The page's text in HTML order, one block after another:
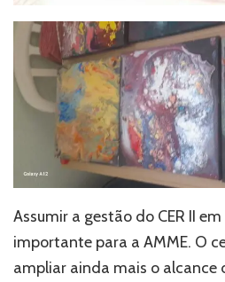
Assumir a gestão do CER II
importante para a AMME. O
ampliar ainda mais o alcance